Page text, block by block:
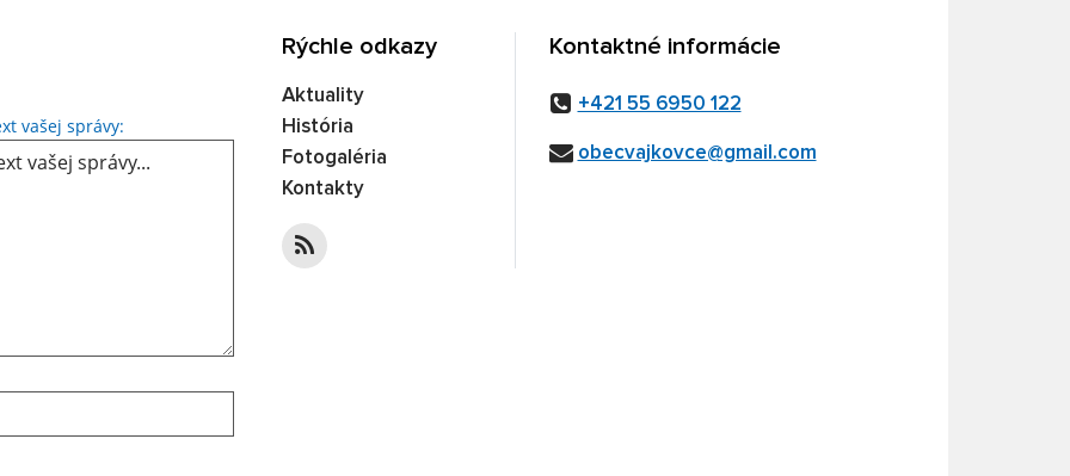
vašej správy:
Rýchle odkazy
Aktuality
História
Fotogaléria
Kontakty
Kontaktné informácie
+421 55 6950 122
obecvajkovce@gmail.com